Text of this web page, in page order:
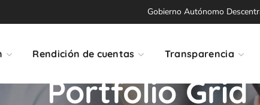
Gobierno Autónomo
Rendición de cuentas Transparencia
Portfolio Grid